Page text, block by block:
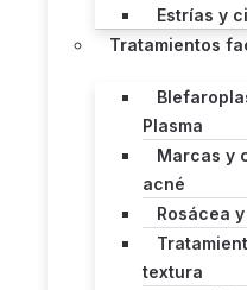
Estrías y
Tratamientos
Plasma
Marcas y
acné
Rosácea
textura